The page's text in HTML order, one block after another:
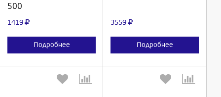
500
1419
Подробнее
3559
Подробнее